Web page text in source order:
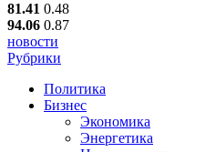
81.41 0.48
94.06 0.87
новости
Рубрики
Политика
Бизнес
Экономика
Энергетика